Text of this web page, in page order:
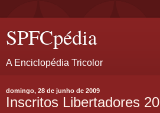
SPFCpédia
A Enciclopédia Tricolor
domingo, 28 de junho de 2009
Inscritos Libertadores